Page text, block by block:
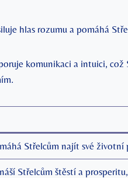
hlas rozumu a pomáhá
komunikaci a intuici, což
Střelcům najít své
Střelcům štěstí a